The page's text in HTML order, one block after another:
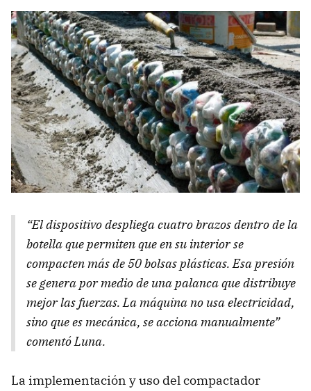
“El dispositivo despliega cuatro brazos dentro de la
botella que permiten que en su interior se
compacten más de 50 bolsas plásticas. Esa presión
se genera por medio de una palanca que distribuye
mejor las fuerzas. La máquina no usa electricidad,
sino que es mecánica, se acciona manualmente”
comentó Luna.
La implementación y uso del compactador